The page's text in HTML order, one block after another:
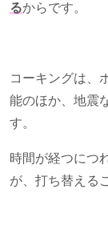
るからです。
コーキングは、
能のほか、地震
す。
時間が経つにつ
が、打ち替える